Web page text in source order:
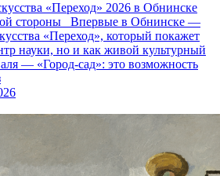
«Переход» 2026 в Обнинске
стороны Впервые в Обнинске —
«Переход», который покажет
науки, но и как живой культурный
— «Город‑сад»: это возможность